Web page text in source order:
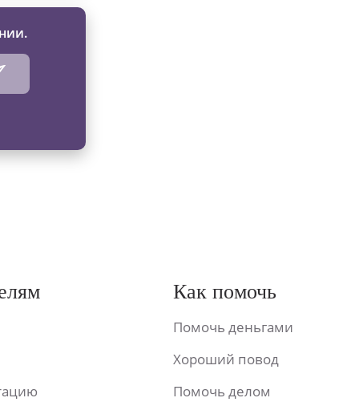
Как помочь
Помочь деньгами
Хороший повод
Помочь делом